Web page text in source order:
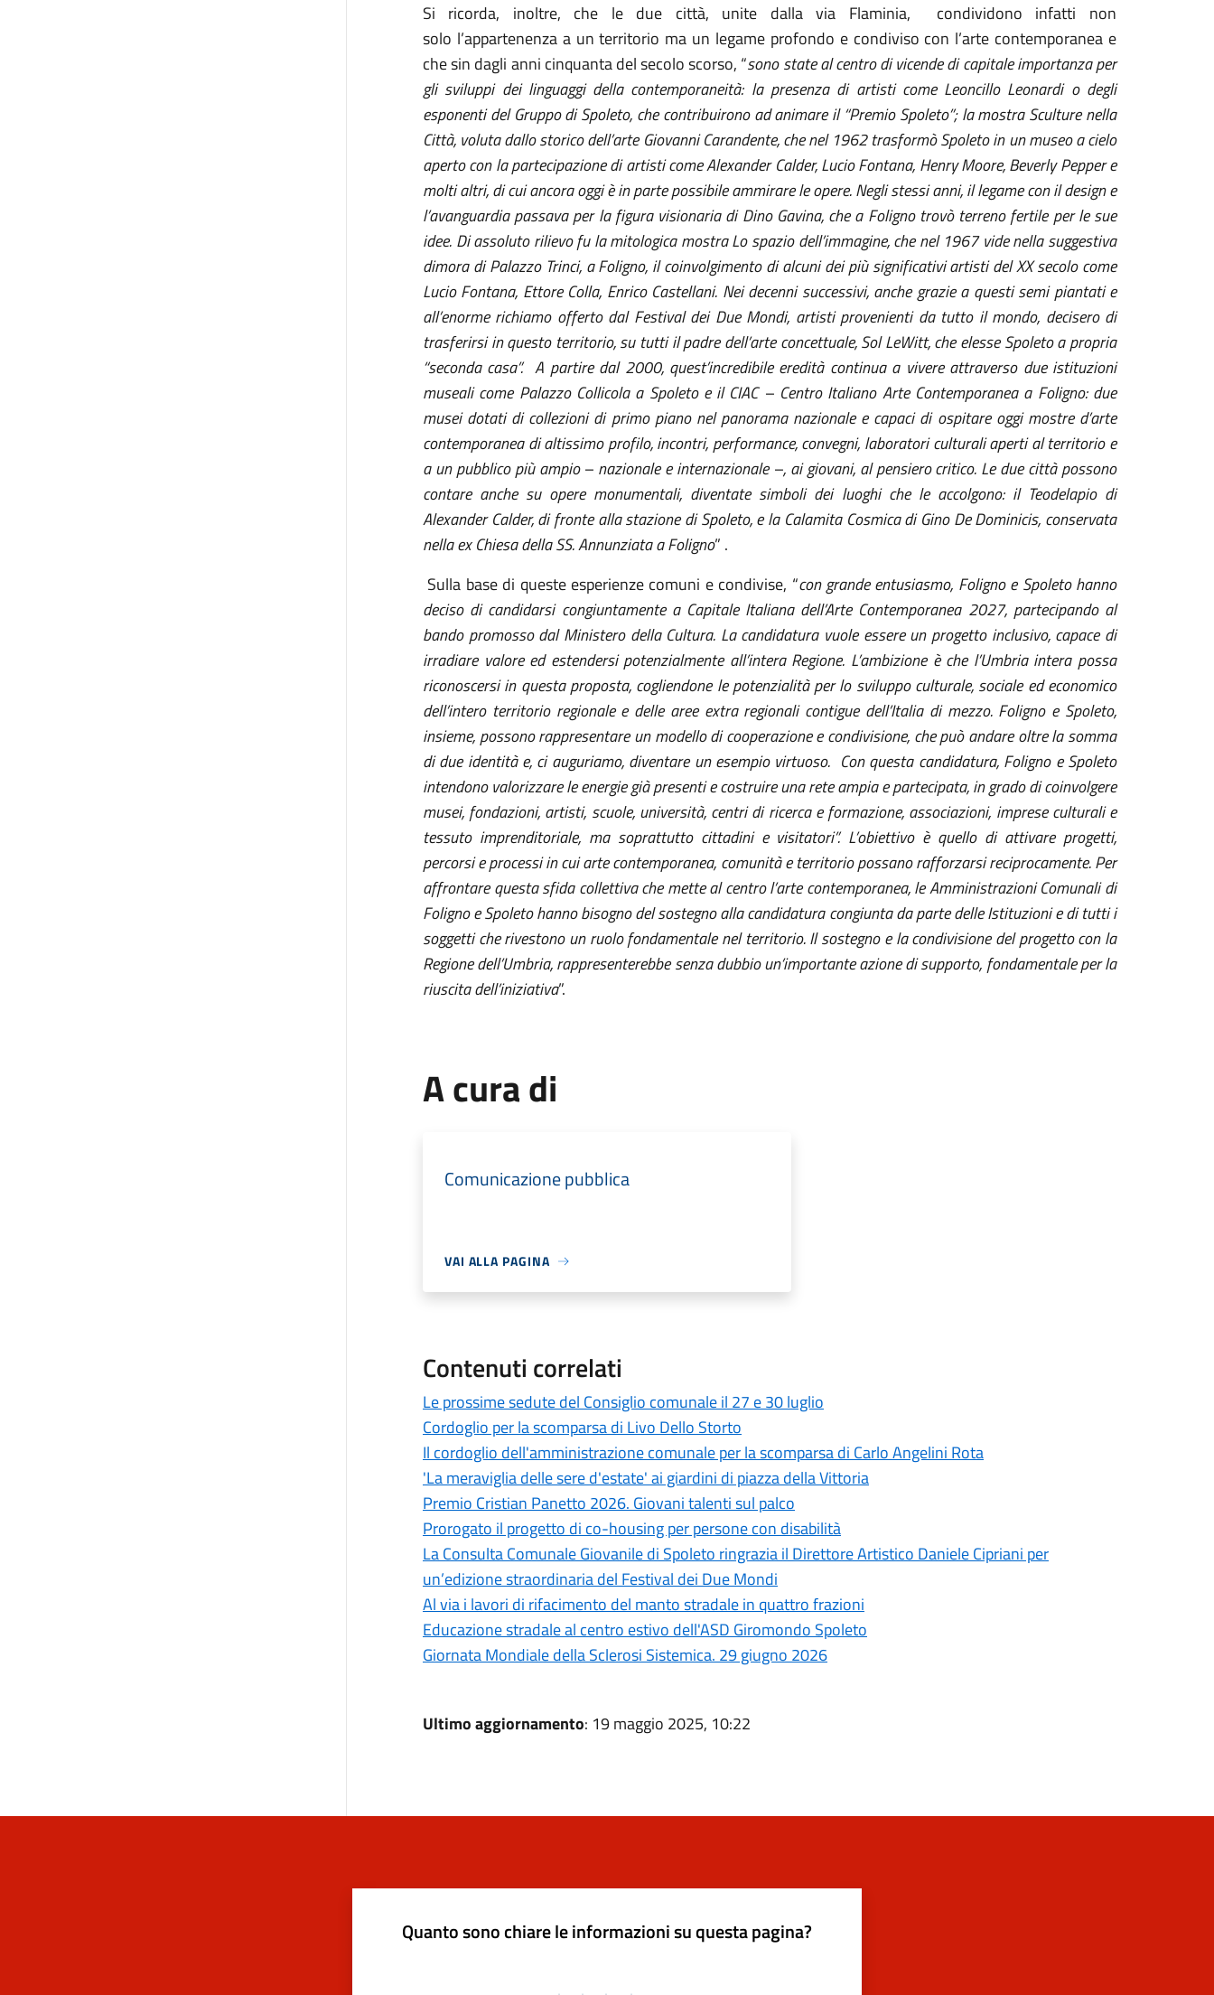
Si ricorda, inoltre, che le due città, unite dalla via Flaminia, condividono infatti non
solo l’appartenenza a un territorio ma un legame profondo e condiviso con l’arte contemporanea e
che sin dagli anni cinquanta del secolo scorso, “sono state al centro di vicende di capitale importanza per
gli sviluppi dei linguaggi della contemporaneità: la presenza di artisti come Leoncillo Leonardi o degli
esponenti del Gruppo di Spoleto, che contribuirono ad animare il “Premio Spoleto”; la mostra Sculture nella
Città, voluta dallo storico dell’arte Giovanni Carandente, che nel 1962 trasformò Spoleto in un museo a cielo
aperto con la partecipazione di artisti come Alexander Calder, Lucio Fontana, Henry Moore, Beverly Pepper e
molti altri, di cui ancora oggi è in parte possibile ammirare le opere. Negli stessi anni, il legame con il design e
l’avanguardia passava per la figura visionaria di Dino Gavina, che a Foligno trovò terreno fertile per le sue
idee. Di assoluto rilievo fu la mitologica mostra Lo spazio dell’immagine, che nel 1967 vide nella suggestiva
dimora di Palazzo Trinci, a Foligno, il coinvolgimento di alcuni dei più significativi artisti del XX secolo come
Lucio Fontana, Ettore Colla, Enrico Castellani. Nei decenni successivi, anche grazie a questi semi piantati e
all’enorme richiamo offerto dal Festival dei Due Mondi, artisti provenienti da tutto il mondo, decisero di
trasferirsi in questo territorio, su tutti il padre dell’arte concettuale, Sol LeWitt, che elesse Spoleto a propria
“seconda casa”. A partire dal 2000, quest’incredibile eredità continua a vivere attraverso due istituzioni
museali come Palazzo Collicola a Spoleto e il CIAC – Centro Italiano Arte Contemporanea a Foligno: due
musei dotati di collezioni di primo piano nel panorama nazionale e capaci di ospitare oggi mostre d’arte
contemporanea di altissimo profilo, incontri, performance, convegni, laboratori culturali aperti al territorio e
a un pubblico più ampio – nazionale e internazionale –, ai giovani, al pensiero critico. Le due città possono
contare anche su opere monumentali, diventate simboli dei luoghi che le accolgono: il Teodelapio di
Alexander Calder, di fronte alla stazione di Spoleto, e la Calamita Cosmica di Gino De Dominicis, conservata
nella ex Chiesa della SS. Annunziata a Foligno” .
Sulla base di queste esperienze comuni e condivise, “con grande entusiasmo, Foligno e Spoleto hanno
deciso di candidarsi congiuntamente a Capitale Italiana dell’Arte Contemporanea 2027, partecipando al
bando promosso dal Ministero della Cultura. La candidatura vuole essere un progetto inclusivo, capace di
irradiare valore ed estendersi potenzialmente all’intera Regione. L’ambizione è che l’Umbria intera possa
riconoscersi in questa proposta, cogliendone le potenzialità per lo sviluppo culturale, sociale ed economico
dell’intero territorio regionale e delle aree extra regionali contigue dell’Italia di mezzo. Foligno e Spoleto,
insieme, possono rappresentare un modello di cooperazione e condivisione, che può andare oltre la somma
di due identità e, ci auguriamo, diventare un esempio virtuoso. Con questa candidatura, Foligno e Spoleto
intendono valorizzare le energie già presenti e costruire una rete ampia e partecipata, in grado di coinvolgere
musei, fondazioni, artisti, scuole, università, centri di ricerca e formazione, associazioni, imprese culturali e
tessuto imprenditoriale, ma soprattutto cittadini e visitatori”. L’obiettivo è quello di attivare progetti,
percorsi e processi in cui arte contemporanea, comunità e territorio possano rafforzarsi reciprocamente. Per
affrontare questa sfida collettiva che mette al centro l’arte contemporanea, le Amministrazioni Comunali di
Foligno e Spoleto hanno bisogno del sostegno alla candidatura congiunta da parte delle Istituzioni e di tutti i
soggetti che rivestono un ruolo fondamentale nel territorio. Il sostegno e la condivisione del progetto con la
Regione dell’Umbria, rappresenterebbe senza dubbio un’importante azione di supporto, fondamentale per la
riuscita dell’iniziativa”.
A cura di
Comunicazione pubblica
VAI ALLA PAGINA
Contenuti correlati
Le prossime sedute del Consiglio comunale il 27 e 30 luglio
Cordoglio per la scomparsa di Livo Dello Storto
Il cordoglio dell'amministrazione comunale per la scomparsa di Carlo Angelini Rota
'La meraviglia delle sere d'estate' ai giardini di piazza della Vittoria
Premio Cristian Panetto 2026. Giovani talenti sul palco
Prorogato il progetto di co-housing per persone con disabilità
La Consulta Comunale Giovanile di Spoleto ringrazia il Direttore Artistico Daniele Cipriani per
un’edizione straordinaria del Festival dei Due Mondi
Al via i lavori di rifacimento del manto stradale in quattro frazioni
Educazione stradale al centro estivo dell'ASD Giromondo Spoleto
Giornata Mondiale della Sclerosi Sistemica. 29 giugno 2026
Ultimo aggiornamento: 19 maggio 2025, 10:22
Quanto sono chiare le informazioni su questa pagina?